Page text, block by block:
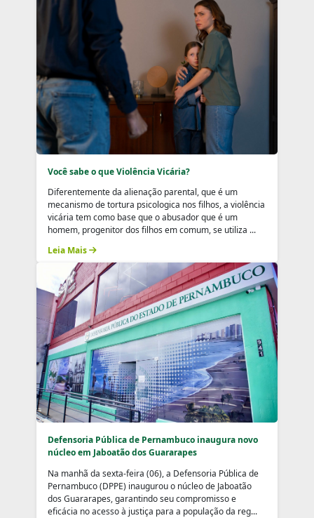
Você sabe o que Violência Vicária?
Diferentemente da alienação parental, que é um
mecanismo de tortura psicologica nos filhos, a violência
vicária tem como base que o abusador que é um
homem, progenitor dos filhos em comum, se utiliza ...
Leia Mais
Defensoria Pública de Pernambuco inaugura novo
núcleo em Jaboatão dos Guararapes
Na manhã da sexta-feira (06), a Defensoria Pública de
Pernambuco (DPPE) inaugurou o núcleo de Jaboatão
dos Guararapes, garantindo seu compromisso e
eficácia no acesso à justiça para a população da reg...